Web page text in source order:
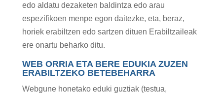
edo aldatu dezaketen baldintza edo arau
espezifikoen menpe egon daitezke, eta, beraz,
horiek erabiltzen edo sartzen dituen Erabiltzaileak
ere onartu beharko ditu.
WEB ORRIA ETA BERE EDUKIA ZUZEN
ERABILTZEKO BETEBEHARRA
Webgune honetako eduki guztiak (testua,